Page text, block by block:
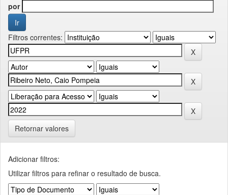
por
Filtros correntes:
Retornar valores
Adicionar filtros:
Utilizar filtros para refinar o resultado de busca.